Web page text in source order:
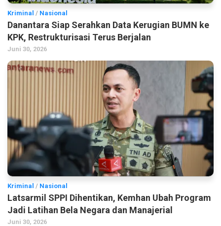
Kriminal / Nasional
Danantara Siap Serahkan Data Kerugian BUMN ke
KPK, Restrukturisasi Terus Berjalan
Juni 30, 2026
Kriminal / Nasional
Latsarmil SPPI Dihentikan, Kemhan Ubah Program
Jadi Latihan Bela Negara dan Manajerial
Juni 30, 2026